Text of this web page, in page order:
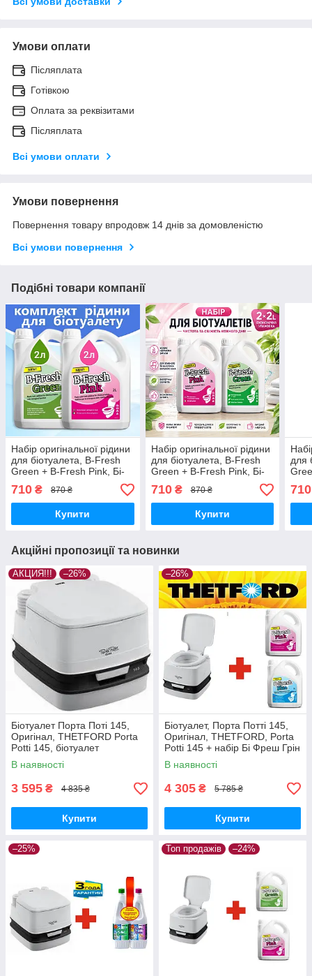
Умови оплати
Післяплата
Готівкою
Оплата за реквізитами
Післяплата
Всі умови оплати
Умови повернення
Повернення товару впродовж 14 днів за домовленістю
Всі умови повернення
Подібні товари компанії
Набір оригінальної рідини
для біотуалета, B-Fresh
Green + B-Fresh Pink, Бі-
Фреш Грін+ Бі-Фреш Пінк,
2 л + 2 л, THETFORD.
710 ₴ 870 ₴
Купити
Набір оригінальної рідини
для біотуалета, B-Fresh
Green + B-Fresh Pink, Бі-
Фреш Грін+ Бі-Фреш Пінк,
2 л + 2 л, THETFORD.
710₴ 870 ₴
Купити
для
2 л
710
Акційні пропозиції та новинки
АКЦИЯ!!! –26%
Біотуалет Порта Поті 145,
Оригінал, THETFORD Porta
Potti 145, біотуалет
портативний. Біотуалет
портативний.
В наявності
3 595 ₴ 4 835 ₴
Купити
–26%
Біотуалет, Порта Потті 145,
Оригінал, THETFORD, Porta
Potti 145 + набір Бі Фреш Грін
+ Бі Фреш Пінк
В наявності
4 305 ₴ 5 785 ₴
Купити
–25% Топ продажів –24%